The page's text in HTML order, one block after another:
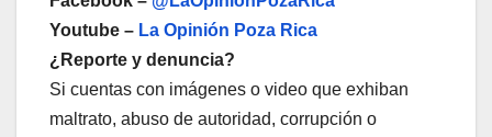
Youtube – La Opinión Poza Rica
¿Reporte y denuncia?
Si cuentas con imágenes o video que exhiban
maltrato, abuso de autoridad, corrupción o